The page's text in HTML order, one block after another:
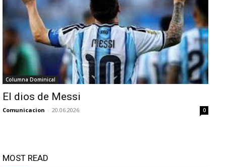
Columna Dominical
El dios de Messi
Comunicacion - 20.06.2026 0
MOST READ